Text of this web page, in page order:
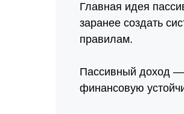
Главная идея
заранее создать
правилам.
Пассивный доход —
финансовую